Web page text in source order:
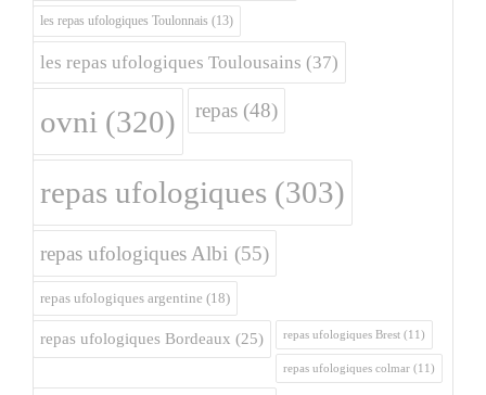
les repas ufologiques Toulonnais (13)
les repas ufologiques Toulousains (37)
ovni (320) repas (48)
repas ufologiques (303)
repas ufologiques Albi (55)
repas ufologiques argentine (18)
repas ufologiques Bordeaux (25) repas ufologiques Brest (11)
repas ufologiques colmar (11)